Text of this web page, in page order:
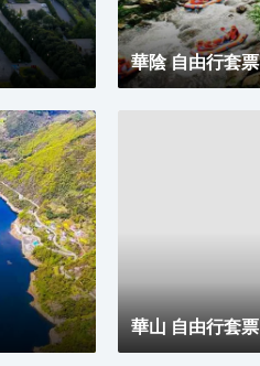
華陰 自由行套票
華山 自由行套票